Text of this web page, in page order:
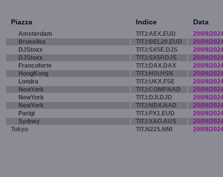
Piazza Indice Data
Amsterdam TIT.I:AEX.EUD
20/09/
Bruxelles
TIT.I:BEL20.EUD
20/09/
DJStoxx
TIT.I:SX5E.DJS
20/09/
DJStoxx
TIT.I:SX5P.DJS
20/09/
Francoforte
TIT.I:DAX.DAX
20/09/
HongKong
TIT.I:HSI.HSN
20/09/
Londra
TIT.I:UKX.FSE
20/09/
NewYork
TIT.I:COMP.NAD
20/09/
NewYork
TIT.I:DJI.DJD
20/09/
NewYork
TIT.I:NDX.NAD
20/09/
Parigi
TIT.I:PX1.EUD
20/09/
Sydney
TIT.I:XAO.AUS
20/09/
Tokyo
TIT.N225.NNI 20/09/